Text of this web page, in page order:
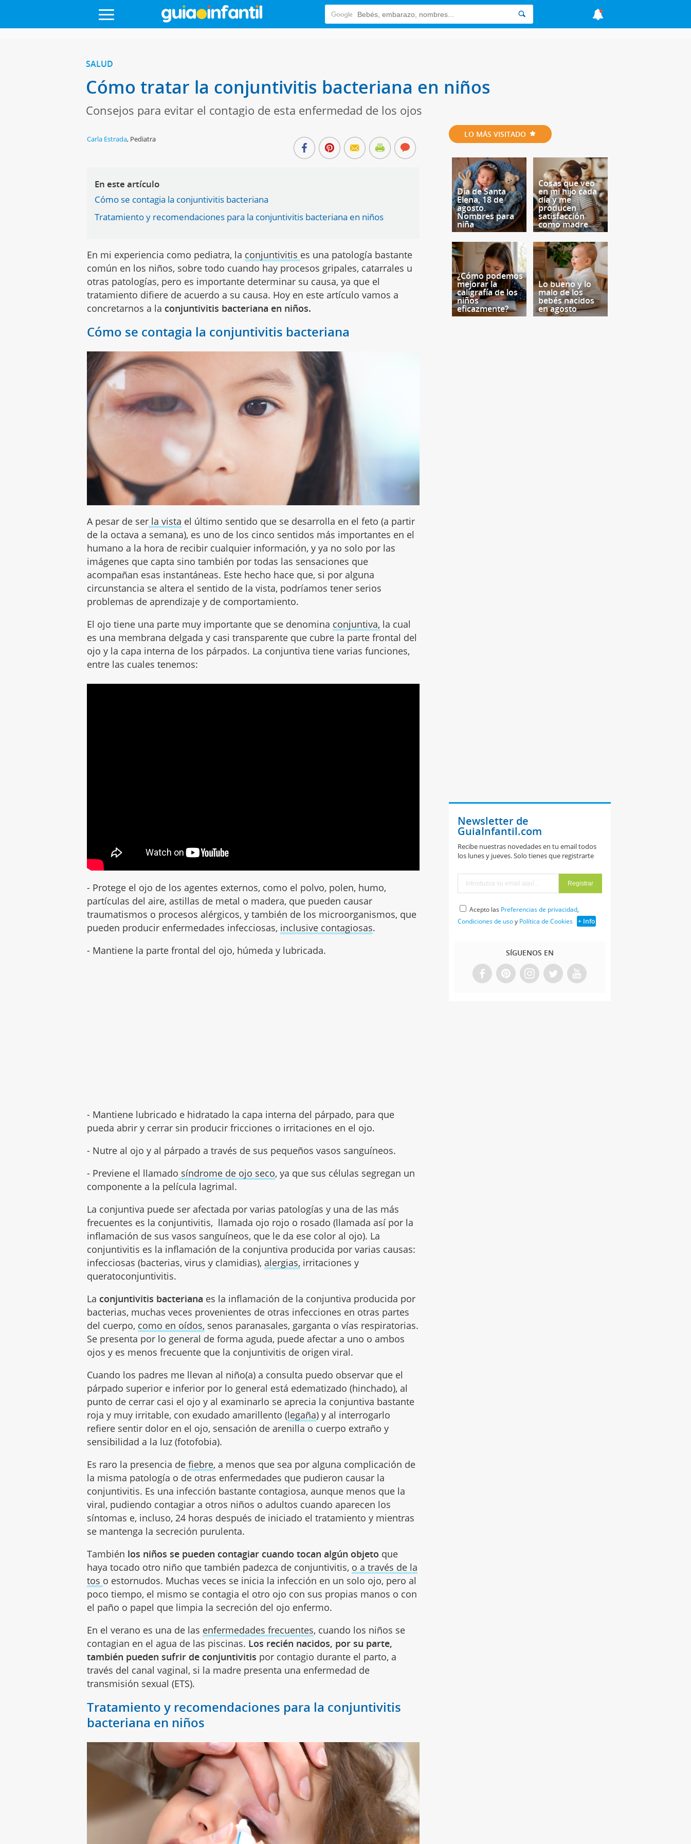
SALUD
Cómo tratar la conjuntivitis bacteriana en niños
Consejos para evitar el contagio de esta enfermedad de los ojos
Carla Estrada, Pediatra
En este artículo
Cómo se contagia la conjuntivitis bacteriana
Tratamiento y recomendaciones para la conjuntivitis bacteriana en niños
En mi experiencia como pediatra, la conjuntivitis es una patología bastante
común en los niños, sobre todo cuando hay procesos gripales, catarrales u
otras patologías, pero es importante determinar su causa, ya que el
tratamiento difiere de acuerdo a su causa. Hoy en este artículo vamos a
concretarnos a la conjuntivitis bacteriana en niños.
Cómo se contagia la conjuntivitis bacteriana
A pesar de ser la vista el último sentido que se desarrolla en el feto (a partir
de la octava a semana), es uno de los cinco sentidos más importantes en el
humano a la hora de recibir cualquier información, y ya no solo por las
imágenes que capta sino también por todas las sensaciones que
acompañan esas instantáneas. Este hecho hace que, si por alguna
circunstancia se altera el sentido de la vista, podríamos tener serios
problemas de aprendizaje y de comportamiento.
El ojo tiene una parte muy importante que se denomina conjuntiva, la cual
es una membrana delgada y casi transparente que cubre la parte frontal del
ojo y la capa interna de los párpados. La conjuntiva tiene varias funciones,
entre las cuales tenemos:
- Protege el ojo de los agentes externos, como el polvo, polen, humo,
partículas del aire, astillas de metal o madera, que pueden causar
traumatismos o procesos alérgicos, y también de los microorganismos, que
pueden producir enfermedades infecciosas, inclusive contagiosas.
- Mantiene la parte frontal del ojo, húmeda y lubricada.
- Mantiene lubricado e hidratado la capa interna del párpado, para que
pueda abrir y cerrar sin producir fricciones o irritaciones en el ojo.
- Nutre al ojo y al párpado a través de sus pequeños vasos sanguíneos.
- Previene el llamado síndrome de ojo seco, ya que sus células segregan un
componente a la película lagrimal.
La conjuntiva puede ser afectada por varias patologías y una de las más
frecuentes es la conjuntivitis, llamada ojo rojo o rosado (llamada así por la
inflamación de sus vasos sanguíneos, que le da ese color al ojo). La
conjuntivitis es la inflamación de la conjuntiva producida por varias causas:
infecciosas (bacterias, virus y clamidias), alergias, irritaciones y
queratoconjuntivitis.
La conjuntivitis bacteriana es la inflamación de la conjuntiva producida por
bacterias, muchas veces provenientes de otras infecciones en otras partes
del cuerpo, como en oídos, senos paranasales, garganta o vías respiratorias.
Se presenta por lo general de forma aguda, puede afectar a uno o ambos
ojos y es menos frecuente que la conjuntivitis de origen viral.
Cuando los padres me llevan al niño(a) a consulta puedo observar que el
párpado superior e inferior por lo general está edematizado (hinchado), al
punto de cerrar casi el ojo y al examinarlo se aprecia la conjuntiva bastante
roja y muy irritable, con exudado amarillento (legaña) y al interrogarlo
refiere sentir dolor en el ojo, sensación de arenilla o cuerpo extraño y
sensibilidad a la luz (fotofobia).
Es raro la presencia de fiebre, a menos que sea por alguna complicación de
la misma patología o de otras enfermedades que pudieron causar la
conjuntivitis. Es una infección bastante contagiosa, aunque menos que la
viral, pudiendo contagiar a otros niños o adultos cuando aparecen los
síntomas e, incluso, 24 horas después de iniciado el tratamiento y mientras
se mantenga la secreción purulenta.
También los niños se pueden contagiar cuando tocan algún objeto que
haya tocado otro niño que también padezca de conjuntivitis, o a través de la
tos o estornudos. Muchas veces se inicia la infección en un solo ojo, pero al
poco tiempo, el mismo se contagia el otro ojo con sus propias manos o con
el paño o papel que limpia la secreción del ojo enfermo.
En el verano es una de las enfermedades frecuentes, cuando los niños se
contagian en el agua de las piscinas. Los recién nacidos, por su parte,
también pueden sufrir de conjuntivitis por contagio durante el parto, a
través del canal vaginal, si la madre presenta una enfermedad de
transmisión sexual (ETS).
Tratamiento y recomendaciones para la conjuntivitis
bacteriana en niños
LO MÁS VISITADO
Día de Santa
Elena, 18 de
agosto.
Nombres para
niña
Cosas que veo
en mi hijo cada
día y me
producen
satisfacción
como madre
¿Cómo podemos
mejorar la
caligrafía de los
niños
eficazmente?
Lo bueno y lo
malo de los
bebés nacidos
en agosto
Newsletter de
GuiaInfantil.com
Recibe nuestras novedades en tu email todos
los lunes y jueves. Solo tienes que registrarte
Acepto las Preferencias de privacidad,
Condiciones de usoy Política de Cookies + Info
SÍGUENOS EN